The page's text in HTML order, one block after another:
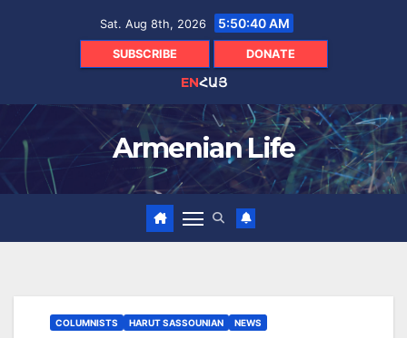
Sat. Aug 8th, 2026 5:50:42 AM
SUBSCRIBE DONATE
ENՀԱՅ
Armenian Life
COLUMNISTS HARUT SASSOUNIAN NEWS